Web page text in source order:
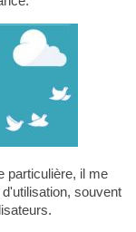
particulière, il me
souvent